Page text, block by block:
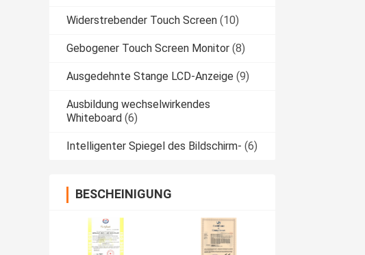
Widerstrebender Touch Screen (10)
Gebogener Touch Screen Monitor (8)
Ausgedehnte Stange LCD-Anzeige (9)
Ausbildung wechselwirkendes
Whiteboard (6)
Intelligenter Spiegel des Bildschirm- (6)
BESCHEINIGUNG